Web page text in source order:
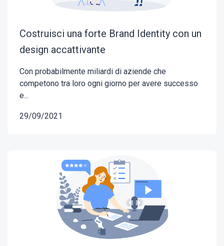
Costruisci una forte Brand Identity con un
design accattivante
Con probabilmente miliardi di aziende che
competono tra loro ogni giorno per avere successo
e...
29/09/2021